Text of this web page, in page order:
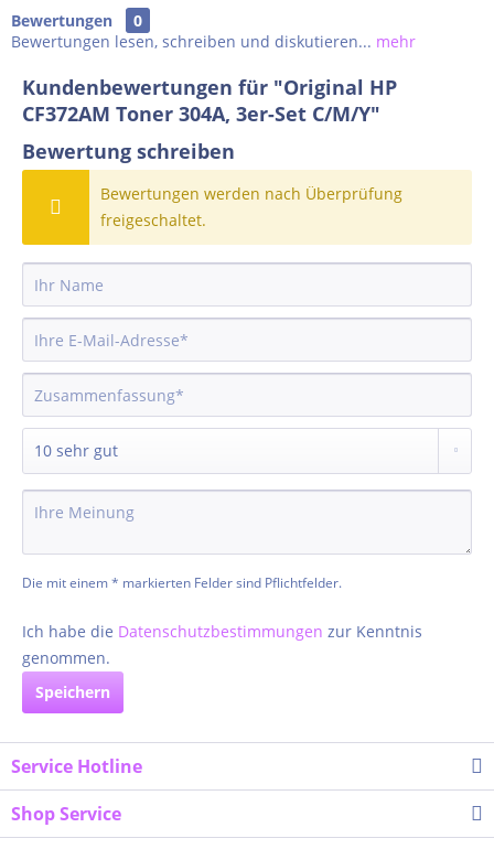
Bewertungen
0
Bewertungen lesen, schreiben und diskutieren... mehr
Kundenbewertungen für "Original HP
CF372AM Toner 304A, 3er-Set C/M/Y"
Bewertung schreiben
Bewertungen werden nach Überprüfung
freigeschaltet.
Die mit einem * markierten Felder sind Pflichtfelder.
Ich habe die Datenschutzbestimmungen zur Kenntnis
genommen.
Speichern
Service Hotline
Shop Service